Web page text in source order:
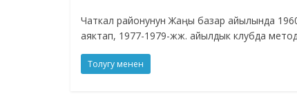
Чаткал районунун Жаңы базар айылында
аяктап, 1977-1979-жж. айылдык клубда
Толугу менен